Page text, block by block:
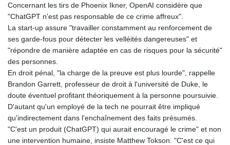
Concernant les tirs de Phoenix Ikner, OpenAI considère que
"ChatGPT n'est pas responsable de ce crime affreux".
La start-up assure "travailler constamment au renforcement de
ses garde-fous pour détecter les velléités dangereuses" et
"répondre de manière adaptée en cas de risques pour la sécurité"
des personnes.
En droit pénal, "la charge de la preuve est plus lourde", rappelle
Brandon Garrett, professeur de droit à l'université de Duke, le
doute éventuel profitant théoriquement à la personne poursuivie.
D'autant qu'un employé de la tech ne pourrait être impliqué
qu'indirectement dans l'enchaînement des faits présumés.
"C'est un produit (ChatGPT) qui aurait encouragé le crime" et non
une intervention humaine, insiste Matthew Tokson. "C'est ce qui